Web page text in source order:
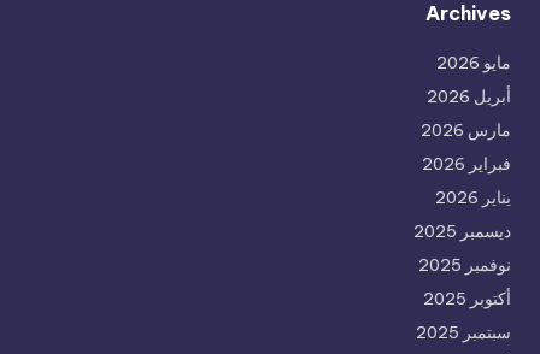
Archives
مايو 2026
أبريل 2026
مارس 2026
فبراير 2026
يناير 2026
ديسمبر 2025
نوفمبر 2025
أكتوبر 2025
سبتمبر 2025